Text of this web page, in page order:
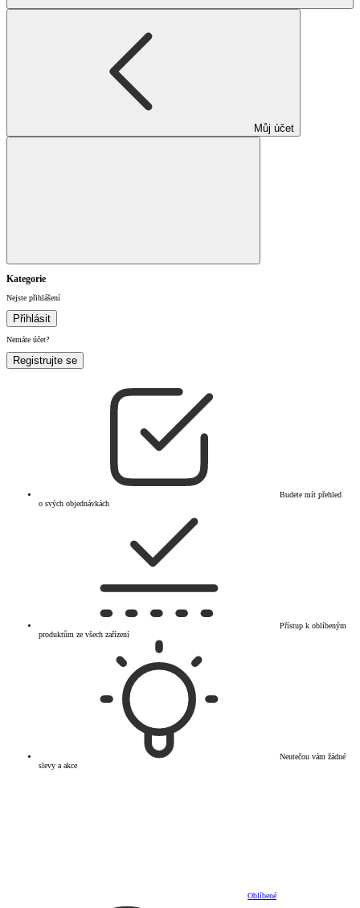
Můj účet
Kategorie
Nejste přihlášení
Přihlásit
Nemáte účet?
Registrujte se
Budete mít přehled
o svých objednávkách
Přístup k oblíbeným
produktům ze všech zařízení
Neutečou vám žádné
slevy a akce
Oblíbené